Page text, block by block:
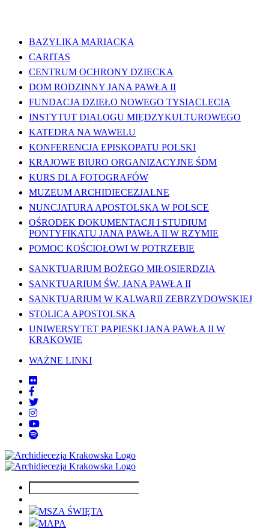
BAZYLIKA MARIACKA
CARITAS
CENTRUM OCHRONY DZIECKA
DOM RODZINNY JANA PAWŁA II
FUNDACJA DZIEŁO NOWEGO TYSIĄCLECIA
INSTYTUT DIALOGU MIĘDZYKULTUROWEGO
KATEDRA NA WAWELU
KONFERENCJA EPISKOPATU POLSKI
KRAJOWE BIURO ORGANIZACYJNE ŚDM
KURS DLA FOTOGRAFÓW
MUZEUM ARCHIDIECEZJALNE
NUNCJATURA APOSTOLSKA W POLSCE
OŚRODEK DOKUMENTACJI I STUDIUM
PONTYFIKATU JANA PAWŁA II W RZYMIE
POMOC KOŚCIOŁOWI W POTRZEBIE
SANKTUARIUM BOŻEGO MIŁOSIERDZIA
SANKTUARIUM ŚW. JANA PAWŁA II
SANKTUARIUM W KALWARII ZEBRZYDOWSKIEJ
STOLICA APOSTOLSKA
UNIWERSYTET PAPIESKI JANA PAWŁA II W
KRAKOWIE
WAŻNE LINKI
MSZA ŚWIĘTA
MAPA